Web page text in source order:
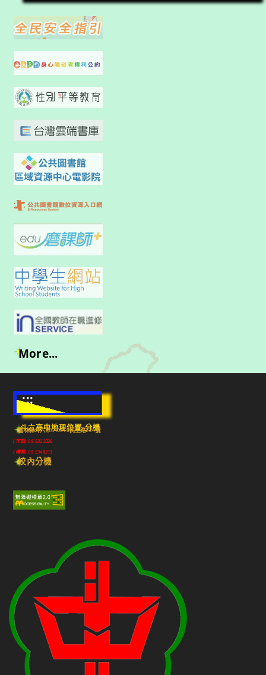
More...
:::
斗六高中地理位置-分機
雲林縣斗六市640010民生路224號
(市話) 05-5322039
(傳真) 05-5348213
校內分機